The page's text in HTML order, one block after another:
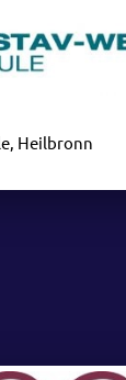
Heilbronn